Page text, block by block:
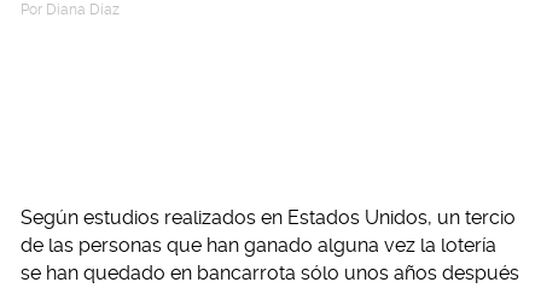
Por Diana Diaz
Según estudios realizados en Estados Unidos, un tercio
de las personas que han ganado alguna vez la lotería
se han quedado en bancarrota sólo unos años después